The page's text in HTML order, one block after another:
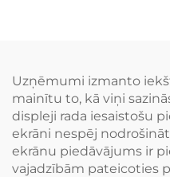
Uzņēmumi izmanto
mainītu to, kā viņi
displeji rada iesaistošu
ekrāni nespēj
ekrānu piedāvājums ir
vajadzībām pateicoties